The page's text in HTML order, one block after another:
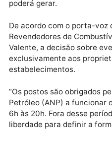
empresários do setor é o
inicial de discussão e
mas já é considerada
do aumento dos custos
poderá gerar.
De acordo com o porta-
Revendedores de
Valente, a decisão sobre
exclusivamente aos